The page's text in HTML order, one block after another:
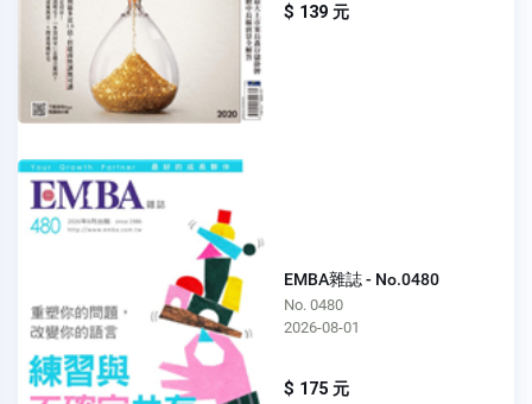
$ 139 元
EMBA雜誌 - No.0480
No. 0480
2026-08-01
$ 175 元